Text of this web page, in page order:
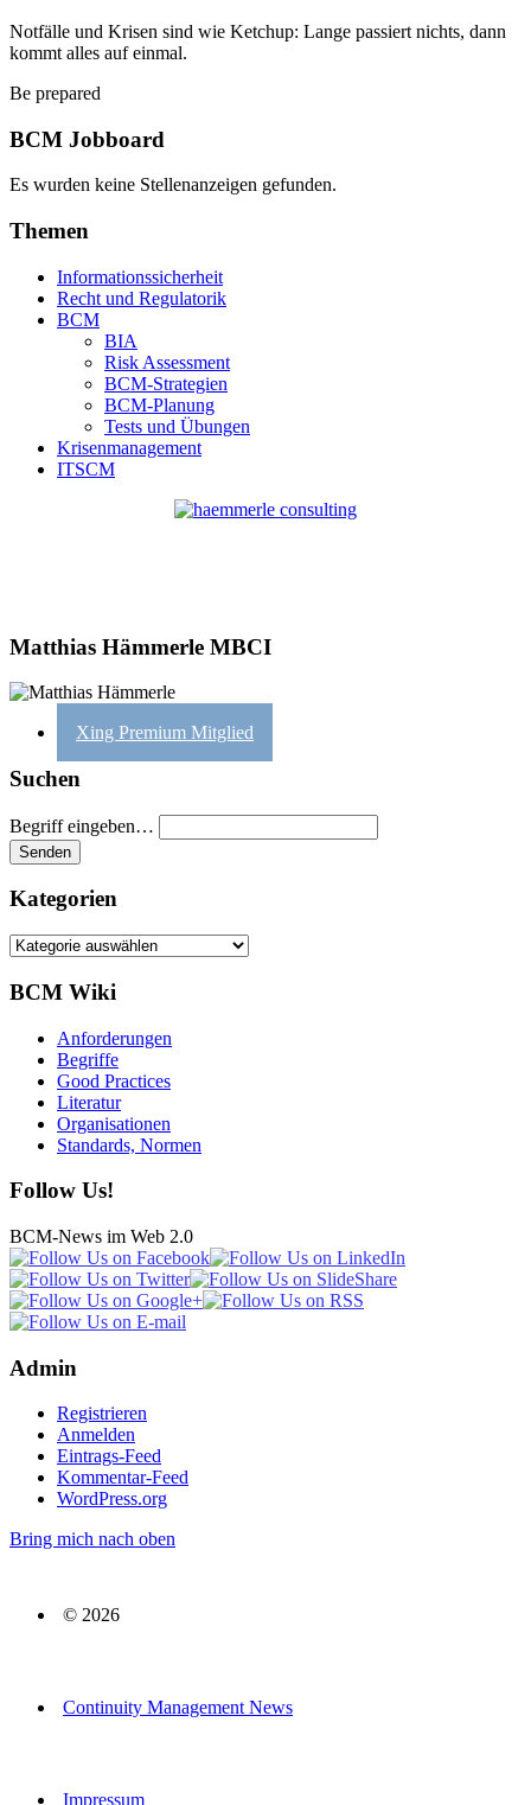
Notfälle und Krisen sind wie Ketchup: Lange passiert nichts, dann
kommt alles auf einmal.
Be prepared
BCM Jobboard
Es wurden keine Stellenanzeigen gefunden.
Themen
Informationssicherheit
Recht und Regulatorik
BCM
BIA
Risk Assessment
BCM-Strategien
BCM-Planung
Tests und Übungen
Krisenmanagement
ITSCM
Matthias Hämmerle MBCI
Xing Premium Mitglied
Suchen
Begriff eingeben…
Kategorien
Kategorien
BCM Wiki
Anforderungen
Begriffe
Good Practices
Literatur
Organisationen
Standards, Normen
Follow Us!
BCM-News im Web 2.0
Admin
Registrieren
Anmelden
Eintrags-Feed
Kommentar-Feed
WordPress.org
Bring mich nach oben
© 2026
Continuity Management News
Impressum